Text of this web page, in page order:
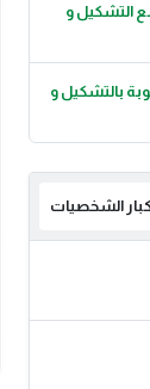
التشكيل و
بالتشكيل و
الشخصيات